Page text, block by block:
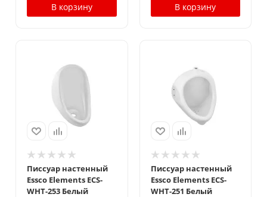
В корзину В корзину
Писсуар настенный
Essco Elements ECS-
WHT-253 Белый
Писсуар настенный
Essco Elements ECS-
WHT-251 Белый